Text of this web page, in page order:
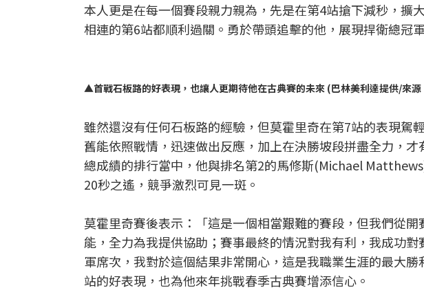
本人更是在每一個賽段親力親為，先是在第4站搶下減秒，擴
相連的第6站都順利過關。勇於帶頭追擊的他，展現捍衛總冠
▲首戰石板路的好表現，也讓人更期待他在古典賽的未來 (巴林美利達提供/
雖然還沒有任何石板路的經驗，但莫霍里奇在第7站的表現駕
舊能依照戰情，迅速做出反應，加上在決勝坡段拼盡全力，
總成績的排行當中，他與排名第2的馬修斯(Michael
20秒之遙，競爭激烈可見一斑。
莫霍里奇賽後表示：「這是一個相當艱難的賽段，但我們從
能，全力為我提供協助；賽事最終的情況對我有利，我成功
軍席次，我對於這個結果非常開心，這是我職業生涯的最大
站的好表現，也為他來年挑戰春季古典賽增添信心。